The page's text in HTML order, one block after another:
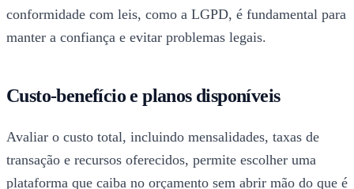
conformidade com leis, como a LGPD, é fundamental para
manter a confiança e evitar problemas legais.
Custo-benefício e planos disponíveis
Avaliar o custo total, incluindo mensalidades, taxas de
transação e recursos oferecidos, permite escolher uma
plataforma que caiba no orçamento sem abrir mão do que é